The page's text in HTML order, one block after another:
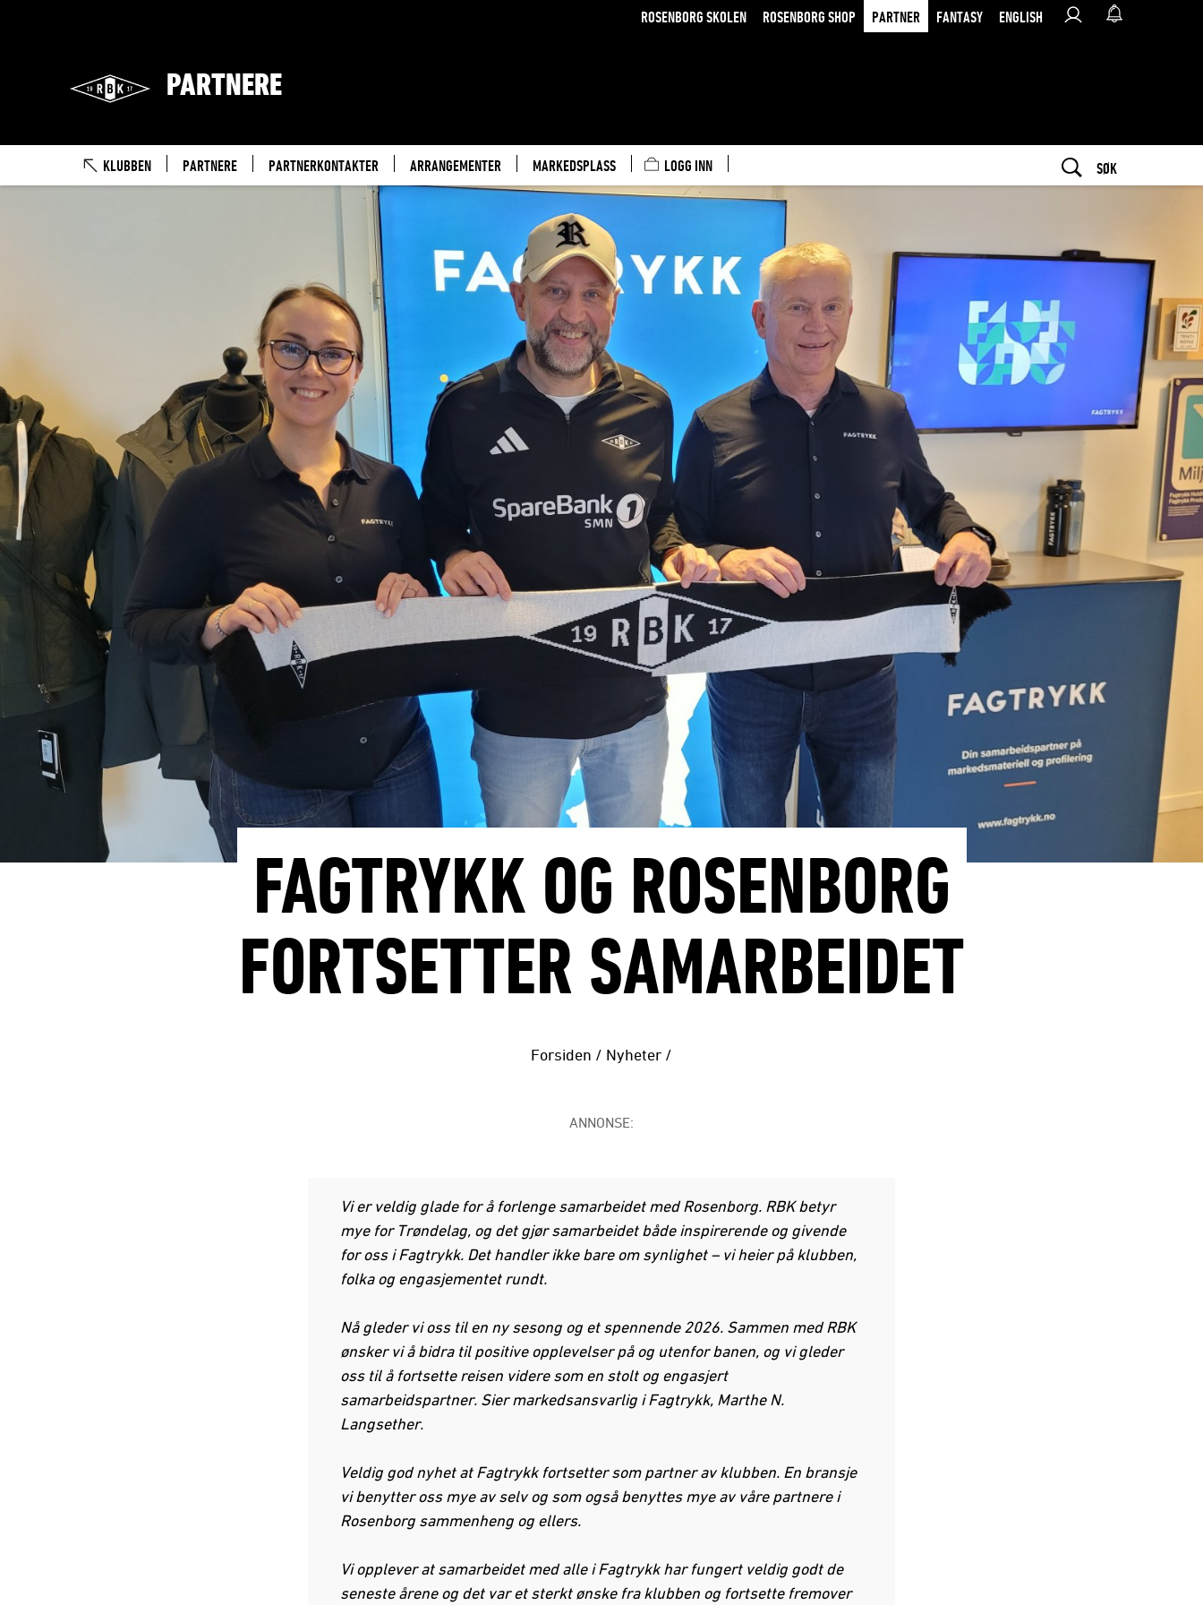
ROSENBORG SKOLEN ROSENBORG SHOP PARTNER FANTASY ENGLISH
PARTNERE
KLUBBEN PARTNERE PARTNERKONTAKTER ARRANGEMENTER MARKEDSPLASS LOGG INN SØK
FAGTRYKK OG ROSENBORG
FORTSETTER SAMARBEIDET
Forsiden / Nyheter /
ANNONSE:
Vi er veldig glade for å forlenge samarbeidet med Rosenborg. RBK betyr
mye for Trøndelag, og det gjør samarbeidet både inspirerende og givende
for oss i Fagtrykk. Det handler ikke bare om synlighet – vi heier på klubben,
folka og engasjementet rundt.
Nå gleder vi oss til en ny sesong og et spennende 2026. Sammen med RBK
ønsker vi å bidra til positive opplevelser på og utenfor banen, og vi gleder
oss til å fortsette reisen videre som en stolt og engasjert
samarbeidspartner. Sier markedsansvarlig i Fagtrykk, Marthe N.
Langsether.
Veldig god nyhet at Fagtrykk fortsetter som partner av klubben. En bransje
vi benytter oss mye av selv og som også benyttes mye av våre partnere i
Rosenborg sammenheng og ellers.
Vi opplever at samarbeidet med alle i Fagtrykk har fungert veldig godt de
seneste årene og det var et sterkt ønske fra klubben og fortsette fremover